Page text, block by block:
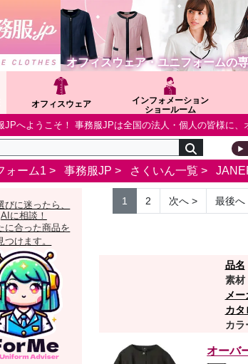
オフィスウェア・ユニフォームの
オフィスウェア
インフォメーション
ショールーム
JPへようこそ！ 事務服JPは全国の法人・個人の皆様に
ォーム1 > 事務服JP > さくいん一覧 >
びに迷ったら、
AIに相談！
に合った商品を
つけます。
1 2 次へ> 最後へ
品名
素材
メ
カタ
カラ
オーバ